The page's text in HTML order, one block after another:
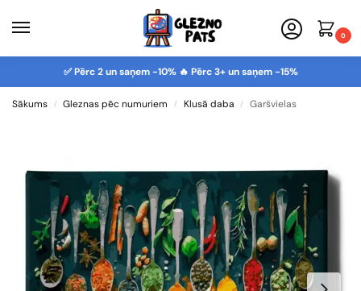
0
✅ Pērc 2 un saņem -10% 🔥 Pērc 3+ un saņem -15%
Sākums / Gleznas pēc numuriem / Klusā daba / Garšvielas